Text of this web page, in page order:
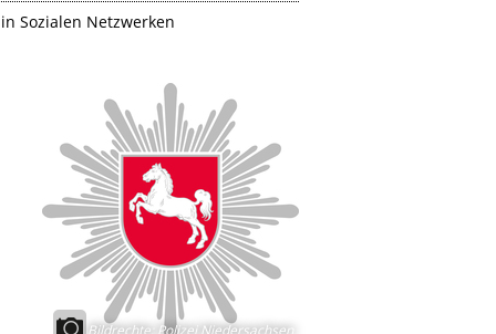
Sozialen Netzwerken
Bildrechte: Polizei Niedersachsen